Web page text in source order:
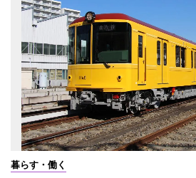
暮らす・働く